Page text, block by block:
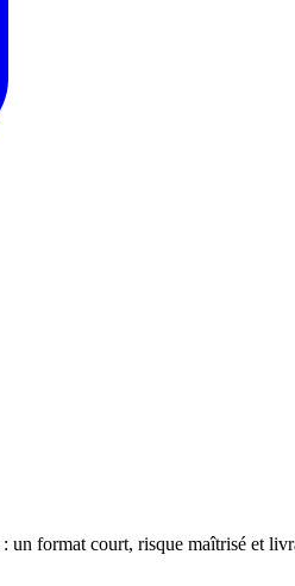
: un format court, risque maîtrisé et